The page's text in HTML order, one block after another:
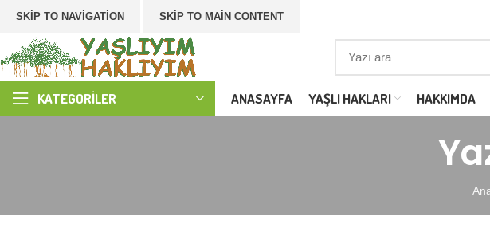
SKIP TO NAVIGATION SKIP TO MAIN CONTENT
KATEGORILER ANASAYFA YAŞLI HAKLARI HAKKIMDA